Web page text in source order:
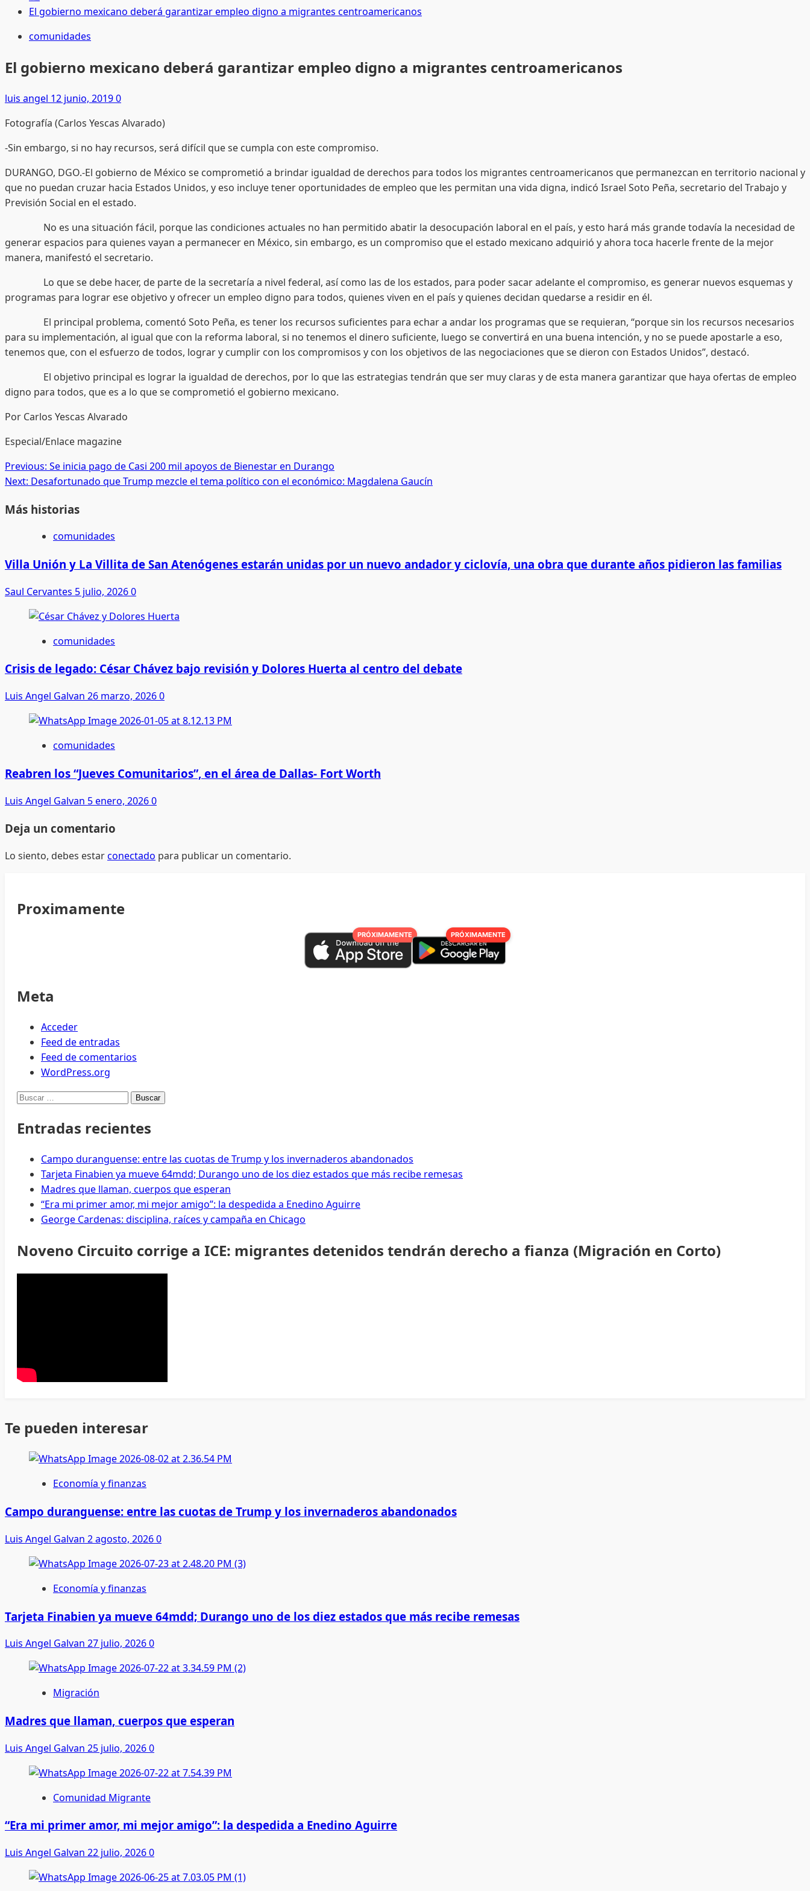
El gobierno mexicano deberá garantizar empleo digno a migrantes centroamericanos
comunidades
El gobierno mexicano deberá garantizar empleo digno a migrantes centroamericanos
luis angel 12 junio, 20190
Fotografía (Carlos Yescas Alvarado)
-Sin embargo, si no hay recursos, será difícil que se cumpla con este compromiso.
DURANGO, DGO.-El gobierno de México se comprometió a brindar igualdad de derechos para todos los migrantes centroamericanos que permanezcan en territorio nacional y
que no puedan cruzar hacia Estados Unidos, y eso incluye tener oportunidades de empleo que les permitan una vida digna, indicó Israel Soto Peña, secretario del Trabajo y
Previsión Social en el estado.
No es una situación fácil, porque las condiciones actuales no han permitido abatir la desocupación laboral en el país, y esto hará más grande todavía la necesidad de
generar espacios para quienes vayan a permanecer en México, sin embargo, es un compromiso que el estado mexicano adquirió y ahora toca hacerle frente de la mejor
manera, manifestó el secretario.
Lo que se debe hacer, de parte de la secretaría a nivel federal, así como las de los estados, para poder sacar adelante el compromiso, es generar nuevos esquemas y
programas para lograr ese objetivo y ofrecer un empleo digno para todos, quienes viven en el país y quienes decidan quedarse a residir en él.
El principal problema, comentó Soto Peña, es tener los recursos suficientes para echar a andar los programas que se requieran, “porque sin los recursos necesarios
para su implementación, al igual que con la reforma laboral, si no tenemos el dinero suficiente, luego se convertirá en una buena intención, y no se puede apostarle a eso,
tenemos que, con el esfuerzo de todos, lograr y cumplir con los compromisos y con los objetivos de las negociaciones que se dieron con Estados Unidos”, destacó.
El objetivo principal es lograr la igualdad de derechos, por lo que las estrategias tendrán que ser muy claras y de esta manera garantizar que haya ofertas de empleo
digno para todos, que es a lo que se comprometió el gobierno mexicano.
Por Carlos Yescas Alvarado
Especial/Enlace magazine
Post
navigation
Previous: Se inicia pago de Casi 200 mil apoyos de Bienestar en Durango
Next: Desafortunado que Trump mezcle el tema político con el económico: Magdalena Gaucín
Más historias
comunidades
Villa Unión y La Villita de San Atenógenes estarán unidas por un nuevo andador y ciclovía, una obra que durante años pidieron las familias
Saul Cervantes 5 julio, 20260
comunidades
Crisis de legado: César Chávez bajo revisión y Dolores Huerta al centro del debate
Luis Angel Galvan 26 marzo, 20260
comunidades
Reabren los “Jueves Comunitarios”, en el área de Dallas- Fort Worth
Luis Angel Galvan 5 enero, 20260
Deja un comentario
Lo siento, debes estarconectado para publicar un comentario.
Proximamente
PRÓXIMAMENTE PRÓXIMAMENTE
Meta
Acceder
Feed de entradas
Feed de comentarios
WordPress.org
Buscar:
Entradas recientes
Campo duranguense: entre las cuotas de Trump y los invernaderos abandonados
Tarjeta Finabien ya mueve 64mdd; Durango uno de los diez estados que más recibe remesas
Madres que llaman, cuerpos que esperan
“Era mi primer amor, mi mejor amigo”: la despedida a Enedino Aguirre
George Cardenas: disciplina, raíces y campaña en Chicago
Noveno Circuito corrige a ICE: migrantes detenidos tendrán derecho a fianza (Migración en Corto)
Te pueden interesar
Economía y finanzas
Campo duranguense: entre las cuotas de Trump y los invernaderos abandonados
Luis Angel Galvan 2 agosto, 20260
Economía y finanzas
Tarjeta Finabien ya mueve 64mdd; Durango uno de los diez estados que más recibe remesas
Luis Angel Galvan 27 julio, 20260
Migración
Madres que llaman, cuerpos que esperan
Luis Angel Galvan 25 julio, 20260
Comunidad Migrante
“Era mi primer amor, mi mejor amigo”: la despedida a Enedino Aguirre
Luis Angel Galvan 22 julio, 20260